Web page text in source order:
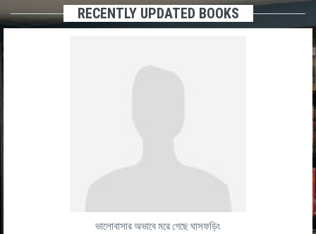
RECENTLY UPDATED BOOKS
ভালোবাসার অভাবে মরে গেছে ঘাসফড়িং